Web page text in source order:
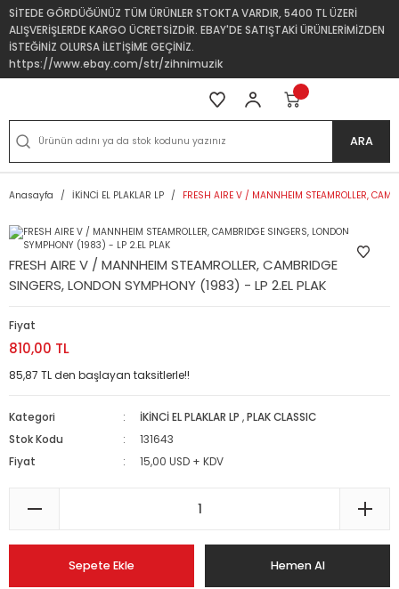
SİTEDE GÖRDÜĞÜNÜZ TÜM ÜRÜNLER STOKTA VARDIR, 5400 TL ÜZERİ
ALIŞVERİŞLERDE KARGO ÜCRETSİZDİR. EBAY'DE SATIŞTAKİ ÜRÜNLERİMİZDEN
İSTEĞİNİZ OLURSA İLETİŞİME GEÇİNİZ.
https://www.ebay.com/str/zihnimuzik
ARA
Anasayfa İKİNCİ EL PLAKLAR LP FRESH AIRE V / MANNHEIM STEAMROLLER,
FRESH AIRE V / MANNHEIM STEAMROLLER, CAMBRIDGE
SINGERS, LONDON SYMPHONY (1983) - LP 2.EL PLAK
Fiyat
810,00 TL
85,87 TL den başlayan taksitlerle!!
Kategori İKİNCİ EL PLAKLAR LP ,PLAK CLASSIC
Stok Kodu
131643
Fiyat
15,00 USD + KDV
Sepete Ekle Hemen Al